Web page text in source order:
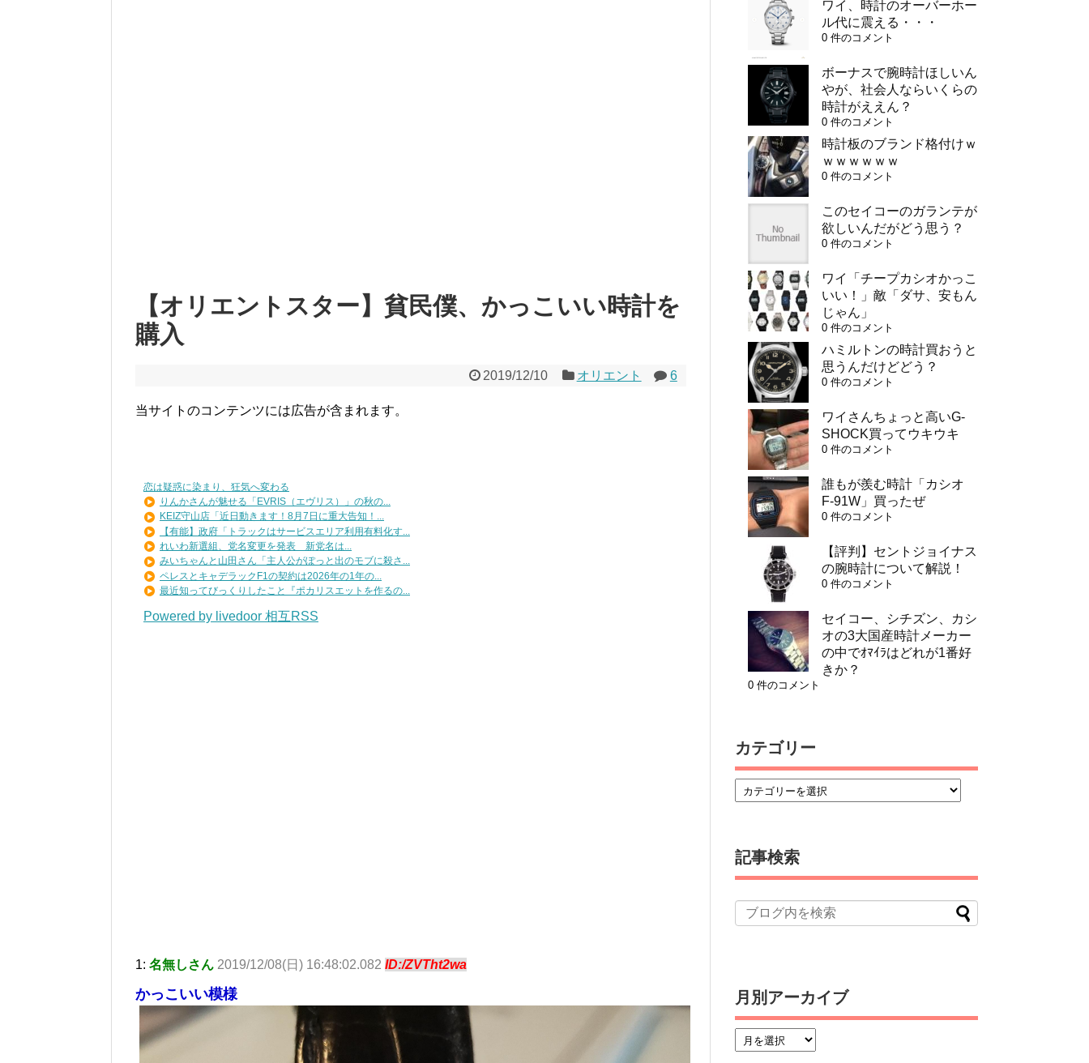
【オリエントスター】貧民僕、かっこいい時計を
購入
2019/12/10 オリエント 6
当サイトのコンテンツには広告が含まれます。
恋は疑惑に染まり、狂気へ変わる
りんかさんが魅せる「EVRIS（エヴリス）」の秋の...
KEIZ守山店「近日動きます！8月7日に重大告知！...
【有能】政府「トラックはサービスエリア利用有料化す...
れいわ新選組、党名変更を発表 新党名は...
みいちゃんと山田さん「主人公がぽっと出のモブに殺さ...
ペレスとキャデラックF1の契約は2026年の1年の...
最近知ってびっくりしたこと『ポカリスエットを作るの...
Powered by livedoor 相互RSS
1: 名無しさん 2019/12/08(日) 16:48:02.082 ID:/ZVTht2wa
かっこいい模様
ワイ、時計のオーバーホー
ル代に震える・・・
0 件のコメント
ボーナスで腕時計ほしいん
やが、社会人ならいくらの
時計がええん？
0 件のコメント
時計板のブランド格付けｗ
ｗｗｗｗｗｗ
0 件のコメント
このセイコーのガランテが
欲しいんだがどう思う？
0 件のコメント
ワイ「チープカシオかっこ
いい！」敵「ダサ、安もん
じゃん」
0 件のコメント
ハミルトンの時計買おうと
思うんだけどどう？
0 件のコメント
ワイさんちょっと高いG-
SHOCK買ってウキウキ
0 件のコメント
誰もが羨む時計「カシオ
F-91W」買ったぜ
0 件のコメント
【評判】セントジョイナス
の腕時計について解説！
0 件のコメント
セイコー、シチズン、カシ
オの3大国産時計メーカー
の中でｵﾏｲﾗはどれが1番好
きか？
0 件のコメント
カテゴリー
記事検索
月別アーカイブ